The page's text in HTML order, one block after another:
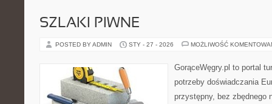
SZLAKI PIWNE
POSTED BY ADMIN STY - 27 - 2026 MOŻLIWOŚĆ
GorąceWęgry.pl to portal
potrzeby doświadczania
przystępny, bez zbędnego